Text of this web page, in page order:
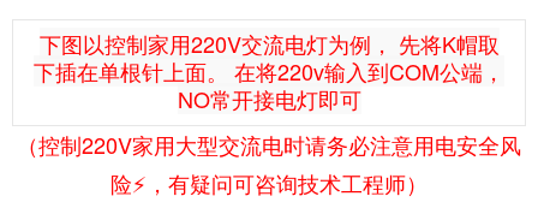
下图以控制家用220V交流电灯为例， 先将K帽取
下插在单根针上面。 在将220v输入到COM公端，
NO常开接电灯即可
（控制220V家用大型交流电时请务必注意用电安全风
险⚡️，有疑问可咨询技术工程师）